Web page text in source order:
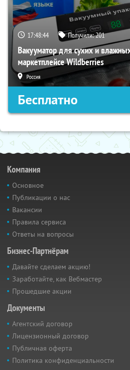
17:48:43 Получили:201
Вакууматор для сухих и
маркетплейсе Wildberries
Россия
Бесплатно
Компания
Основное
Публикации о нас
Вакансии
Правила сервиса
Ответы на вопросы
Бизнес-Партнёрам
Давайте сделаем акцию!
Заработайте, как Вебмастер
Прошедшие акции
Документы
Агентский договор
Лицензионный договор
Публичная оферта
Политика конфиденциальности